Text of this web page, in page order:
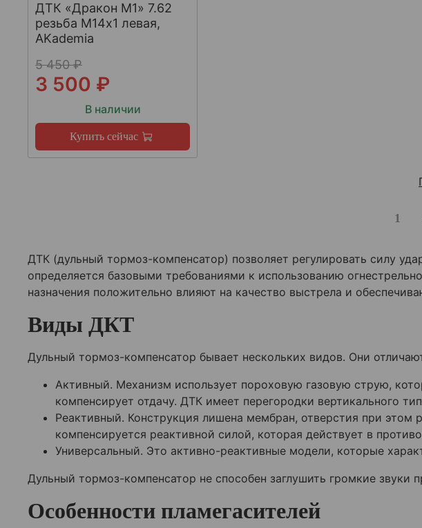
ДТК «Дракон М1» 7.62
резьба М14х1 левая,
AKademia
5 450 ₽
3 500 ₽
В наличии
Купить сейчас
1
ДТК (дульный тормоз-компенсатор) позволяет регулировать силу
определяется базовыми требованиями к использованию
назначения положительно влияют на качество выстрела и
Виды ДКТ
Дульный тормоз-компенсатор бывает нескольких видов. Они
Активный. Механизм использует пороховую газовую струю,
компенсирует отдачу. ДТК имеет перегородки вертикального
Реактивный. Конструкция лишена мембран, отверстия при
компенсируется реактивной силой, которая действует в
Универсальный. Это активно-реактивные модели, которые
Дульный тормоз-компенсатор не способен заглушить громкие
Особенности пламегасителей